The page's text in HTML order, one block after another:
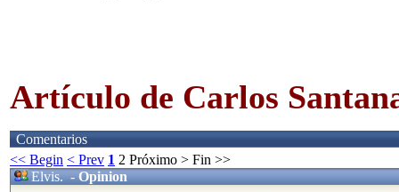
Artículo de Carlos
Comentarios
<< Begin < Prev 1 2 Próximo > Fin >>
Elvis.-Opinion